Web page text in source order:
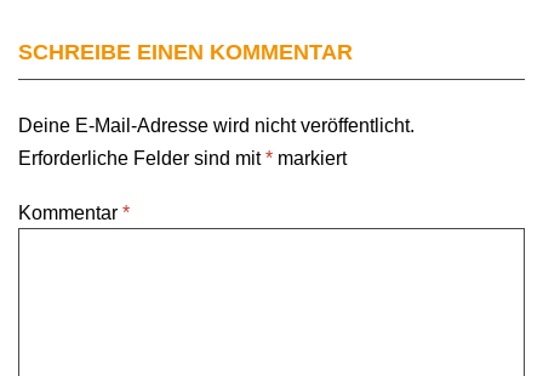
SCHREIBE EINEN KOMMENTAR
Deine E-Mail-Adresse wird nicht veröffentlicht.
Erforderliche Felder sind mit* markiert
Kommentar *